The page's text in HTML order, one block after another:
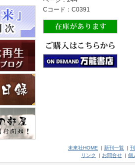
Cコード：C0391
未來社HOME | 新刊一覧 |
リンク
| お問合せ | 個